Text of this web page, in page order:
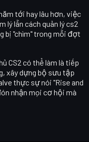
tới hay lâu hơn, việc
lý lẫn cách quản lýcs2
bị "chìm" trong mỗi đợt
CS2 có thể làm là tiếp
xây dựng bộ sưu tập
thực sự nói "Rise and
nhận mọi cơ hội mà